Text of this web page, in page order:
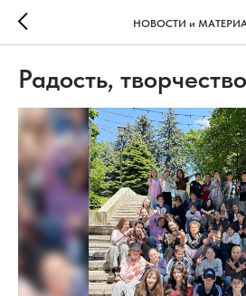
НОВОСТИ и
Радость,